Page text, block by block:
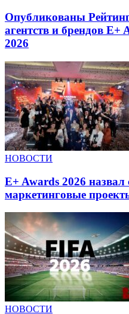
Опубликованы
агентств и брендов
2026
НОВОСТИ
E+ Awards 2026
маркетинговые
НОВОСТИ